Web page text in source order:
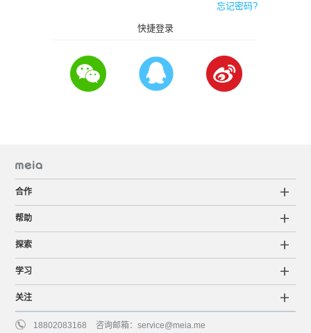
快捷登录
忘记密码?
合作
帮助
探索
学习
关注
18802083168 咨询邮箱：service@meia.me